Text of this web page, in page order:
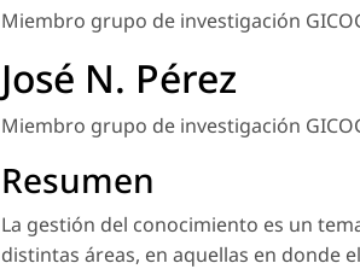
Miembro grupo de investigación
José N. Pérez
Miembro grupo de investigación
Resumen
La gestión del conocimiento es un
distintas áreas, en aquellas en donde